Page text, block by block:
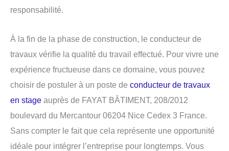
responsabilité.
À la fin de la phase de construction, le conducteur de
travaux vérifie la qualité du travail effectué. Pour vivre une
expérience fructueuse dans ce domaine, vous pouvez
choisir de postuler à un poste de conducteur de travaux
en stage auprès de FAYAT BÂTIMENT, 208/2012
boulevard du Mercantour 06204 Nice Cedex 3 France.
Sans compter le fait que cela représente une opportunité
idéale pour intégrer l’entreprise pour longtemps. Vous